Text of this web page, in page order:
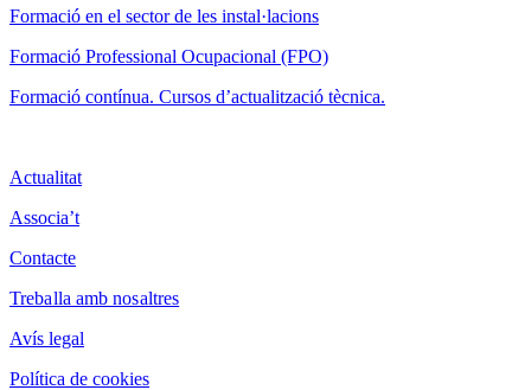
Formació en el sector de les instal·lacions
Formació Professional Ocupacional (FPO)
Formació contínua. Cursos d’actualització tècnica.
Actualitat
Associa’t
Contacte
Treballa amb nosaltres
Avís legal
Política de cookies